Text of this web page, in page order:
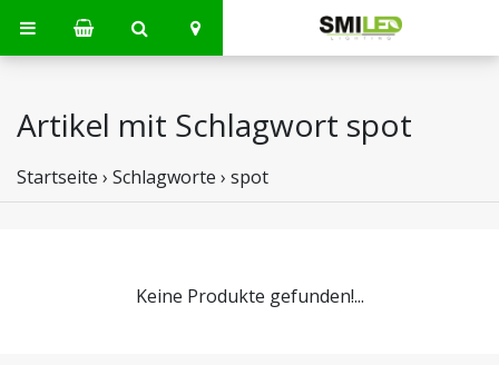
Artikel mit Schlagwort spot
Startseite › Schlagworte › spot
Keine Produkte gefunden!...